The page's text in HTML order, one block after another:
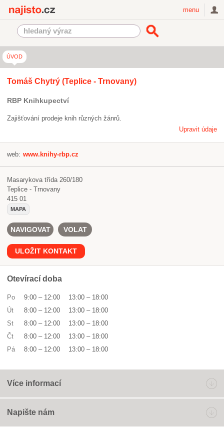
menu
ÚVOD
Tomáš Chytrý (Teplice - Trnovany)
RBP Knihkupectví
Zajišťování prodeje knih různých žánrů.
Upravit údaje
web: www.knihy-rbp.cz
Masarykova třída 260/180
Teplice - Trnovany
415 01
MAPA
NAVIGOVAT VOLAT
ULOŽIT KONTAKT
Otevírací doba
Po 9:00 – 12:00 13:00 – 18:00
Út
8:00 – 12:00 13:00 – 18:00
St
8:00 – 12:00 13:00 – 18:00
Čt
8:00 – 12:00 13:00 – 18:00
Pá
8:00 – 12:00 13:00 – 18:00
Více informací
Napište nám